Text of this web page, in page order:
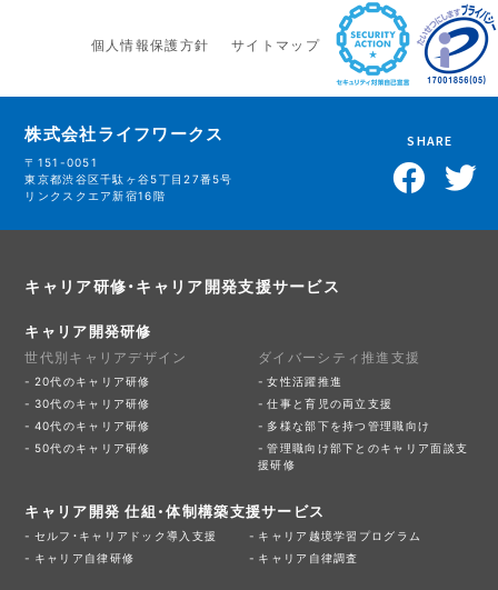
株式会社ライフワークス
〒151-0051
東京都渋谷区千駄ヶ谷5丁目27番5号
リンクスクエア新宿16階
SHARE
個人情報保護方針 サイトマップ
キャリア研修・キャリア開発支援サービス
キャリア開発研修
世代別キャリアデザイン
20代のキャリア研修
30代のキャリア研修
40代のキャリア研修
50代のキャリア研修
ダイバーシティ推進支援
女性活躍推進
仕事と育児の両立支援
多様な部下を持つ管理職向け
管理職向け部下とのキャリア面談支
援研修
キャリア開発 仕組・体制構築支援サービス
セルフ・キャリアドック導入支援
キャリア越境学習プログラム
キャリア自律研修
キャリア自律調査